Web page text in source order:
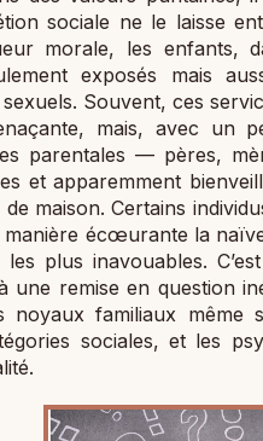
sociale ne le laisse
morale, les enfants,
exposés mais
Souvent, ces
mais, avec un
parentales — pères,
et apparemment
maison. Certains
écœurante la
plus inavouables.
une remise en question
noyaux familiaux même
sociales, et les